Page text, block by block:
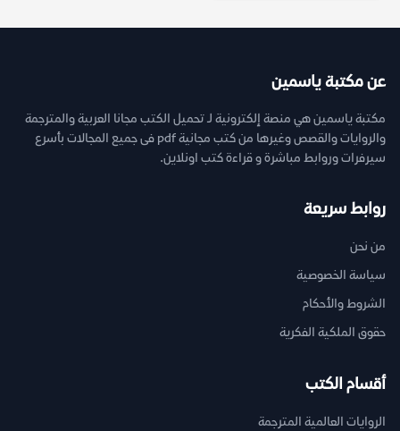
عن مكتبة ياسمين
مكتبة ياسمين هي منصة إلكترونية لـ تحميل الكتب مجانا العربية والمترجمة
والروايات والقصص وغيرها من كتب مجانية pdf فى جميع المجالات بأسرع
سيرفرات وروابط مباشرة و قراءة كتب اونلاين.
روابط سريعة
من نحن
سياسة الخصوصية
الشروط والأحكام
حقوق الملكية الفكرية
أقسام الكتب
الروايات العالمية المترجمة